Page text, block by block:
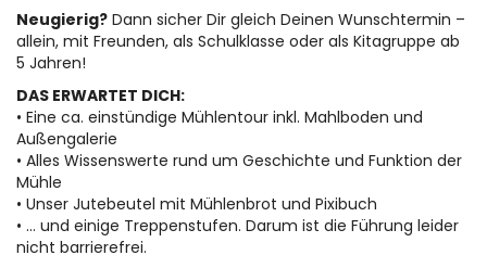
Neugierig? Dann sicher Dir gleich Deinen Wunschtermin –
allein, mit Freunden, als Schulklasse oder als Kitagruppe ab
5 Jahren!
DAS ERWARTET DICH:
• Eine ca. einstündige Mühlentour inkl. Mahlboden und
Außengalerie
• Alles Wissenswerte rund um Geschichte und Funktion der
Mühle
• Unser Jutebeutel mit Mühlenbrot und Pixibuch
• … und einige Treppenstufen. Darum ist die Führung leider
nicht barrierefrei.